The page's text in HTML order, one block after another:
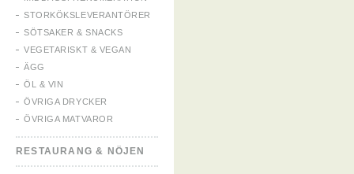
STORKÖKSLEVERANTÖRER
SÖTSAKER & SNACKS
VEGETARISKT & VEGAN
ÄGG
ÖL & VIN
ÖVRIGA DRYCKER
ÖVRIGA MATVAROR
RESTAURANG & NÖJEN